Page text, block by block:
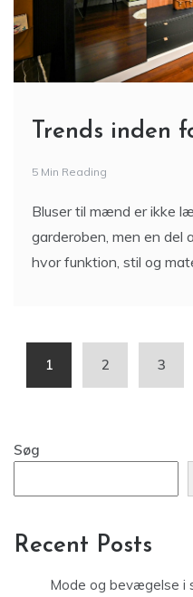
Trends inden
5 Min Reading
Bluser til mænd er ikke
garderoben, men en del
hvor funktion, stil og
1 2 3
Søg
Recent Posts
Mode og bevægelse i